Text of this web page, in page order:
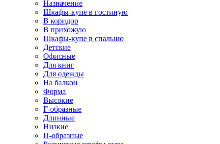
Назначение
Шкафы-купе в гостиную
В коридор
В прихожую
Шкафы-купе в спальню
Детские
Офисные
Для книг
Для одежды
На балкон
Форма
Высокие
Г-образные
Длинные
Низкие
П-образные